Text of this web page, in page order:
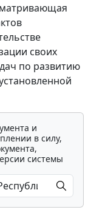
своих
по развитию
и
в силу,
системы